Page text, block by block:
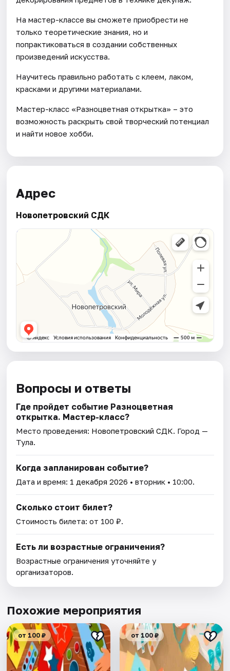
На мастер-классе вы сможете приобрести не
только теоретические знания, но и
попрактиковаться в создании собственных
произведений искусства.
Научитесь правильно работать с клеем, лаком,
красками и другими материалами.
Мастер-класс «Разноцветная открытка» – это
возможность раскрыть свой творческий потенциал
и найти новое хобби.
Адрес
Новопетровский СДК
Вопросы и ответы
Где пройдет событие Разноцветная
открытка. Мастер-класс?
Место проведения: Новопетровский СДК. Город —
Тула.
Когда запланирован событие?
Дата и время: 1 декабря 2026 • вторник • 10:00.
Сколько стоит билет?
Стоимость билета: от 100 ₽.
Есть ли возрастные ограничения?
Возрастные ограничения уточняйте у
организаторов.
Похожие мероприятия
от 100 ₽ от 100 ₽